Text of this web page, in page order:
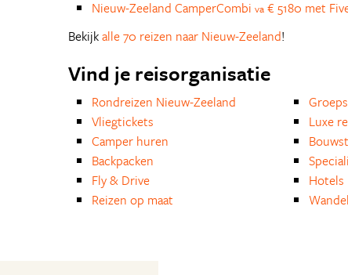
Nieuw-Zeeland CamperCombi va € 5180 met
Bekijkalle 70 reizen naar Nieuw-Zeeland!
Vind je reisorganisatie
Rondreizen Nieuw-Zeeland
Vliegtickets
Camper huren
Backpacken
Fly & Drive
Reizen op maat
Luxe
Hotels